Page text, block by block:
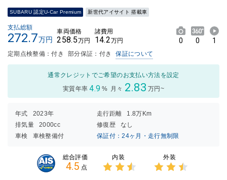
SUBARU 認定U-Car Premium 新世代アイサイト 搭載車
支払総額
272.7万円
車両価格
258.5万円
諸費用
14.2万円 0 0 1
定期点検整備：付き 部分保証：付き 保証について
通常クレジットでご希望のお支払い方法を設定
実質年率 4.9 % 月々 2.83 万円~
年式 2023年 走行距離
1.8万Km
排気量
2000cc 修復歴
なし
車検
車検整備付 保証付：24ヶ月・走行無制限
総合評価
4.5 点
内装 外装